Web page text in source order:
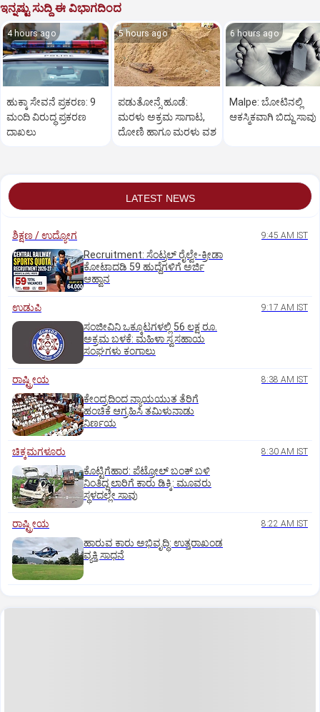
ಇನ್ನಷ್ಟು ಸುದ್ದಿ ಈ ವಿಭಾಗದಿಂದ
4 hours ago
ಹುಕ್ಕಾ ಸೇವನೆ ಪ್ರಕರಣ: 9
ಮಂದಿ ವಿರುದ್ಧ ಪ್ರಕರಣ
ದಾಖಲು
5 hours ago
ಪಡುತೋನ್ಸೆ ಹೂಡೆ:
ಮರಳು ಅಕ್ರಮ ಸಾಗಾಟ,
ದೋಣಿ ಹಾಗೂ ಮರಳು ವಶ
6 hours ago
Malpe: ಬೋಟಿನಲ್ಲಿ
ಆಕಸ್ಮಿಕವಾಗಿ ಬಿದ್ದು ಸಾವು
LATEST NEWS
ಶಿಕ್ಷಣ / ಉದ್ಯೋಗ 9:45 AM IST
Recruitment: ಸೆಂಟ್ರಲ್‌ ರೈಲ್ವೇ-ಕ್ರೀಡಾ
ಕೋಟಾದಡಿ 59 ಹುದ್ದೆಗಳಿಗೆ ಅರ್ಜಿ
ಆಹ್ವಾನ
ಉಡುಪಿ 9:17 AM IST
ಸಂಜೀವಿನಿ ಒಕ್ಕೂಟಗಳಲ್ಲಿ 56 ಲಕ್ಷ ರೂ.
ಅಕ್ರಮ ಬಳಕೆ: ಮಹಿಳಾ ಸ್ವಸಹಾಯ
ಸಂಘಗಳು ಕಂಗಾಲು
ರಾಷ್ಟ್ರೀಯ 8:38 AM IST
ಕೇಂದ್ರದಿಂದ ನ್ಯಾಯಯುತ ತೆರಿಗೆ
ಹಂಚಿಕೆ ಆಗ್ರಹಿಸಿ ತಮಿಳುನಾಡು
ನಿರ್ಣಯ
ಚಿಕ್ಕಮಗಳೂರು 8:30 AM IST
ಕೊಟ್ಟಿಗೆಹಾರ: ಪೆಟ್ರೋಲ್ ಬಂಕ್ ಬಳಿ
ನಿಂತಿದ್ದ ಲಾರಿಗೆ ಕಾರು ಡಿಕ್ಕಿ: ಮೂವರು
ಸ್ಥಳದಲ್ಲೇ ಸಾವು
ರಾಷ್ಟ್ರೀಯ 8:22 AM IST
ಹಾರುವ ಕಾರು ಅಭಿವೃದ್ಧಿ: ಉತ್ತರಾಖಂಡ
ವ್ಯಕ್ತಿ ಸಾಧನೆ